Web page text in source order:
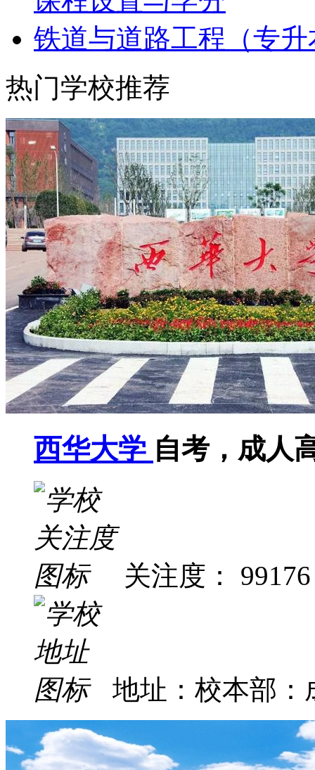
铁道与道路工程（专
热门学校推荐
西华大学 自考，成人
关注度： 99176
地址：校本部：